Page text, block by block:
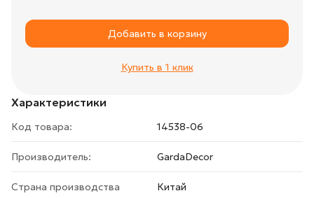
Характеристики
Код товара: 14538-06
Производитель: GardaDecor
Страна производства
Китай
Добавить в корзину
Купить в 1 клик